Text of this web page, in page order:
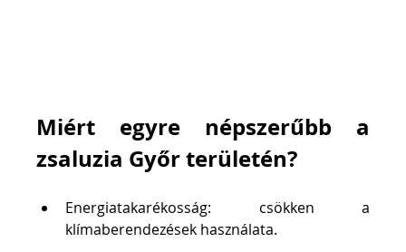
Miért egyre népszerűbb a
zsaluzia Győr területén?
Energiatakarékosság: csökken a
klímaberendezések használata.